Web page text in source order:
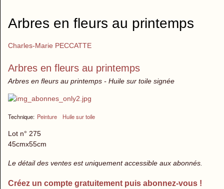
Arbres en fleurs au printemps
Charles-Marie PECCATTE
Arbres en fleurs au printemps
Arbres en fleurs au printemps - Huile sur toile signée
Technique: Peinture Huile sur toile
Lot n° 275
45cmx55cm
Le détail des ventes est uniquement accessible aux abonnés.
Créez un compte gratuitement puis abonnez-vous !